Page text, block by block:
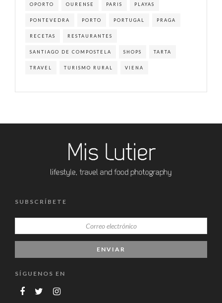
OPORTO OURENSE PARIS PLAYAS
PONTEVEDRA PORTO PORTUGAL PRAGA
RECETAS RESTAURANTES
SANTIAGO DE COMPOSTELA SHOPS TARTA
TRAVEL TURISMO RURAL VIENA
SUBSCRÍBETE
SÍGUENOS EN